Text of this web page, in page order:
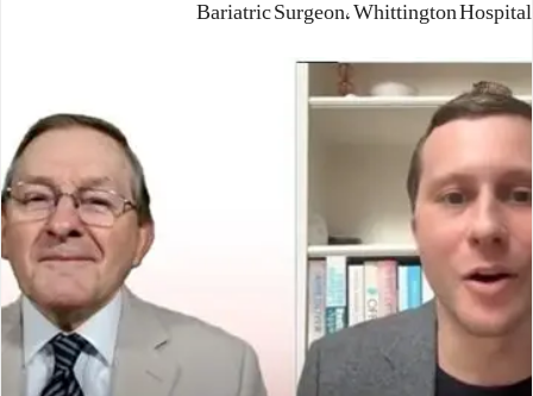
Bariatric Surgeon, Whittington Hospital